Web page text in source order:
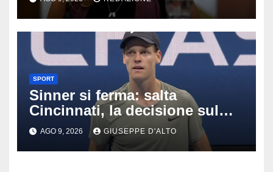
succedendo
SPORT
Sinner si ferma: salta
Cincinnati, la decisione sul
ginocchio cambia il percorso
verso gli US Open
AGO 9, 2026 GIUSEPPE D'ALTO